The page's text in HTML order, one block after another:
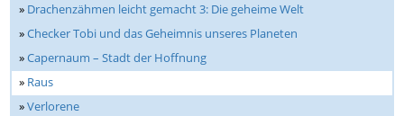
» Drachenzähmen leicht gemacht 3: Die geheime Welt
»Checker Tobi und das Geheimnis unseres Planeten
»Capernaum – Stadt der Hoffnung
» Raus
»Verlorene